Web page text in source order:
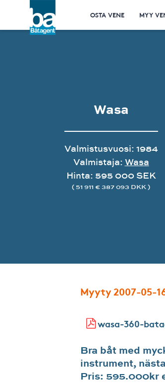
OSTA VENE MYY
Wasa
Valmistusvuosi: 1984
Valmistaja: Wasa
Hinta: 595 000 SEK
( 51 911 € 387 093 DKK )
Myyty 2007-05-
wasa-360-
Bra båt med
instrument,
Pris: 595.000kr